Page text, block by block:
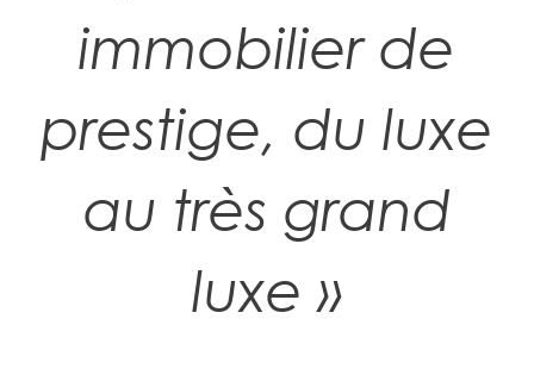
immobilier de
prestige, du luxe
au très grand
luxe »